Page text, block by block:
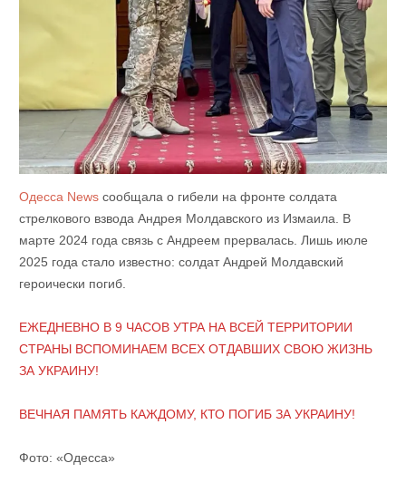
Одесса Newsсообщала о гибели на фронте солдата
стрелкового взвода Андрея Молдавского из Измаила. В
марте 2024 года связь с Андреем прервалась. Лишь июле
2025 года стало известно: солдат Андрей Молдавский
героически погиб.
ЕЖЕДНЕВНО В 9 ЧАСОВ УТРА НА ВСЕЙ ТЕРРИТОРИИ
СТРАНЫ ВСПОМИНАЕМ ВСЕХ ОТДАВШИХ СВОЮ ЖИЗНЬ
ЗА УКРАИНУ!
ВЕЧНАЯ ПАМЯТЬ КАЖДОМУ, КТО ПОГИБ ЗА УКРАИНУ!
Фото: «Одесса»